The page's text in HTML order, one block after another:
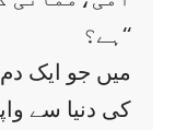
ہے؟‘‘
میں جو ایک
کی دنیا سے